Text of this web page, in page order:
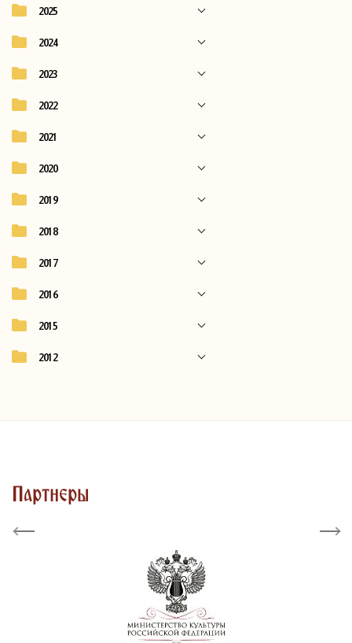
2025
2024
2023
2022
2021
2020
2019
2018
2017
2016
2015
2012
Партнеры
Previous Next